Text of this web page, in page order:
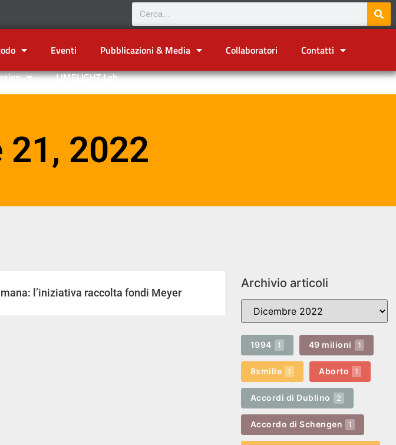
Eventi Pubblicazioni & Media Collaboratori
Contatti
LIMELIGHT Lab
21, 2022
l’iniziativa raccolta fondi Meyer
Archivio articoli
1994 1 49 milioni 1
8xmille 1 Aborto 1
Accordi di Dublino 2
Accordo di Schengen 1